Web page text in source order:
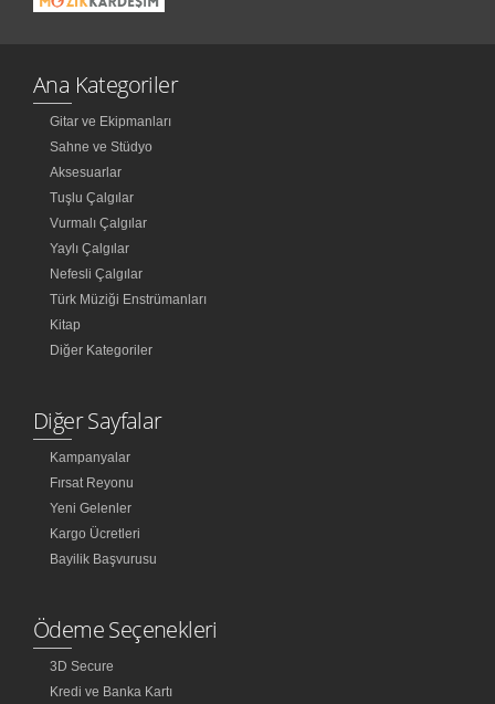
Ana Kategoriler
Gitar ve Ekipmanları
Sahne ve Stüdyo
Aksesuarlar
Tuşlu Çalgılar
Vurmalı Çalgılar
Yaylı Çalgılar
Nefesli Çalgılar
Türk Müziği Enstrümanları
Kitap
Diğer Kategoriler
Diğer Sayfalar
Kampanyalar
Fırsat Reyonu
Yeni Gelenler
Kargo Ücretleri
Bayilik Başvurusu
Ödeme Seçenekleri
3D Secure
Kredi ve Banka Kartı